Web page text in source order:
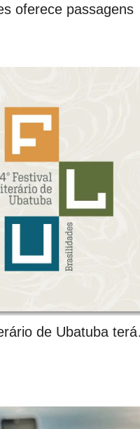
oferece passagens
de Ubatuba